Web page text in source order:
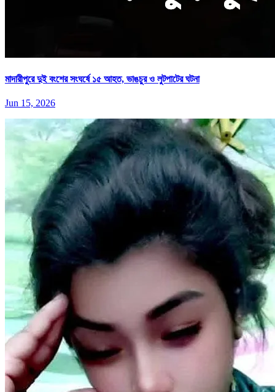
মাদারীপুরে দুই বংশের সংঘর্ষে ১৫ আহত, ভাঙচুর ও লুটপাটের ঘটনা
Jun 15, 2026